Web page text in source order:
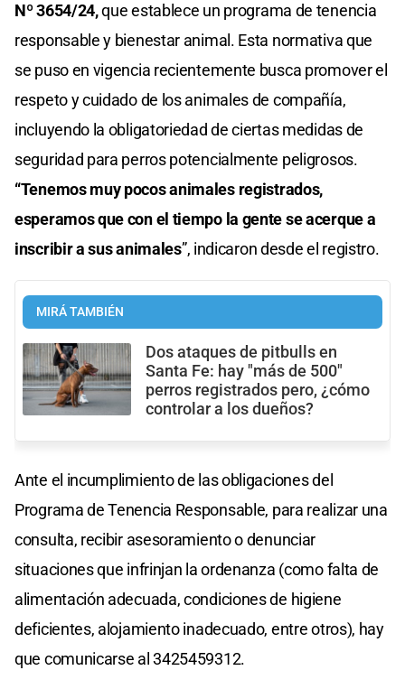
Nº 3654/24,que establece un programa de tenencia
responsable y bienestar animal. Esta normativa que
se puso en vigencia recientemente busca promover el
respeto y cuidado de los animales de compañía,
incluyendo la obligatoriedad de ciertas medidas de
seguridad para perros potencialmente peligrosos.
“Tenemos muy pocos animales registrados,
esperamos que con el tiempo la gente se acerque a
inscribir a sus animales”, indicaron desde el registro.
MIRÁ TAMBIÉN
Dos ataques de pitbulls en
Santa Fe: hay "más de 500"
perros registrados pero, ¿cómo
controlar a los dueños?
Ante el incumplimiento de las obligaciones del
Programa de Tenencia Responsable, para realizar una
consulta, recibir asesoramiento o denunciar
situaciones que infrinjan la ordenanza (como falta de
alimentación adecuada, condiciones de higiene
deficientes, alojamiento inadecuado, entre otros), hay
que comunicarse al 3425459312.